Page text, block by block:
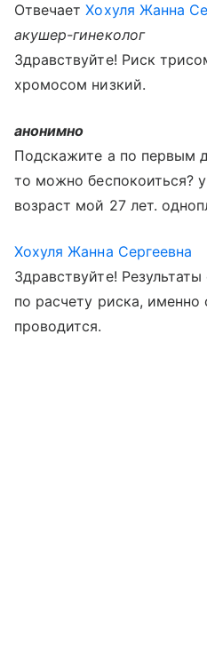
ОтвечаетХохуля Жанна
акушер-гинеколог
Здравствуйте! Риск
хромосом низкий.
анонимно
Подскажите а по первым
то можно беспокоиться?
возраст мой 27 лет.
Хохуля Жанна Сергеевна
Здравствуйте!
по расчету риска,
проводится.